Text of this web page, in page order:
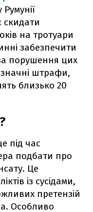
скидати
на тротуари
забезпечити
порушення цих
штрафи,
близько 20
під час
подбати про
Це
із сусідами,
претензій
Особливо